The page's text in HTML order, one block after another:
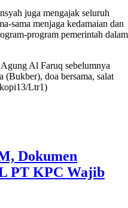
juga mengajak seluruh
sama menjaga kedamaian dan
program pemerintah dalam
Al Faruq sebelumnya
(Bukber), doa bersama, salat
Ltr1)
Dokumen
PT KPC Wajib